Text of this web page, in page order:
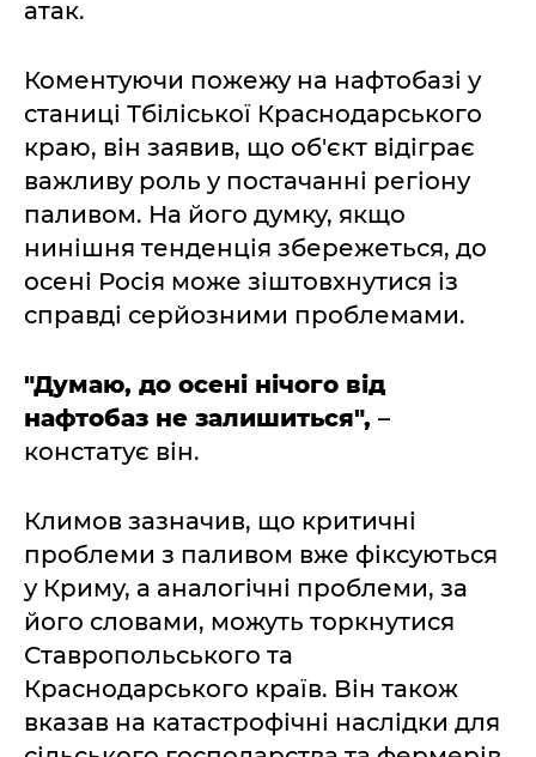
атак.
Коментуючи пожежу на нафтобазі у
станиці Тбіліської Краснодарського
краю, він заявив, що об'єкт відіграє
важливу роль у постачанні регіону
паливом. На його думку, якщо
нинішня тенденція збережеться, до
осені Росія може зіштовхнутися із
справді серйозними проблемами.
"Думаю, до осені нічого від
нафтобаз не залишиться", –
констатує він.
Климов зазначив, що критичні
проблеми з паливом вже фіксуються
у Криму, а аналогічні проблеми, за
його словами, можуть торкнутися
Ставропольського та
Краснодарського країв. Він також
вказав на катастрофічні наслідки для